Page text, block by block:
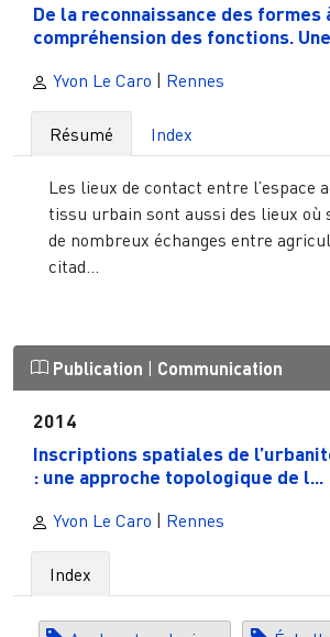
De la reconnaissance des formes
compréhension des fonctions.
Yvon Le Caro | Rennes
Résumé Index
Les lieux de contact entre l’espace
tissu urbain sont aussi des lieux où
de nombreux échanges entre
citad...
Publication | Communication
2014
Inscriptions spatiales de
: une approche topologique de l...
Yvon Le Caro | Rennes
Index